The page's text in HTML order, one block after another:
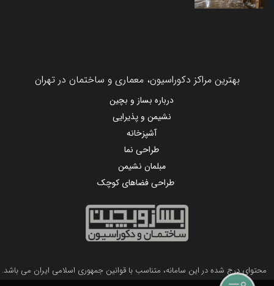
بهترین مراکز دکوراسیون، معماری و ساختمان در تهران
درباره بساز و بچین
نشیمن و پذیرایی
آشپزخانه
طراحی نما
مبلمان نشیمن
طراحی فضاهای کوچک
محتوای درج شده در این سامانه، متناسب با قوانین جمهوری اسلامی ایران می باشد.